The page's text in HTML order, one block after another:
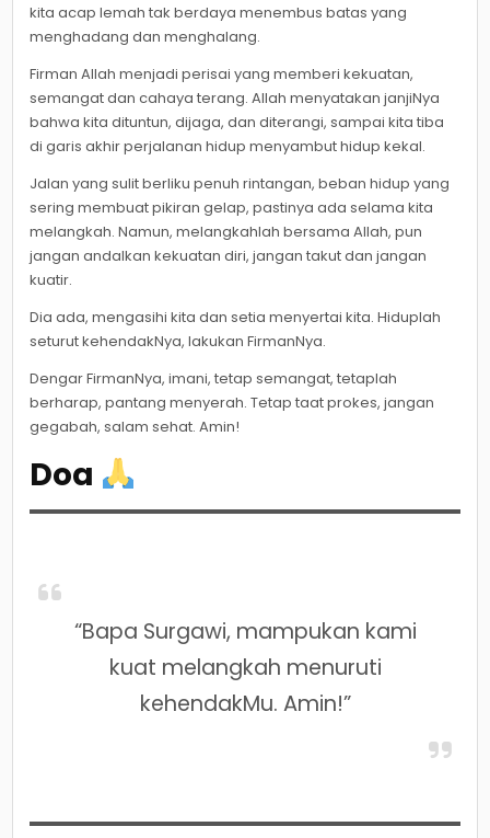
kita acap lemah tak berdaya menembus batas yang
menghadang dan menghalang.
Firman Allah menjadi perisai yang memberi kekuatan,
semangat dan cahaya terang. Allah menyatakan janjiNya
bahwa kita dituntun, dijaga, dan diterangi, sampai kita tiba
di garis akhir perjalanan hidup menyambut hidup kekal.
Jalan yang sulit berliku penuh rintangan, beban hidup yang
sering membuat pikiran gelap, pastinya ada selama kita
melangkah. Namun, melangkahlah bersama Allah, pun
jangan andalkan kekuatan diri, jangan takut dan jangan
kuatir.
Dia ada, mengasihi kita dan setia menyertai kita. Hiduplah
seturut kehendakNya, lakukan FirmanNya.
Dengar FirmanNya, imani, tetap semangat, tetaplah
berharap, pantang menyerah. Tetap taat prokes, jangan
gegabah, salam sehat. Amin!
Doa
“Bapa Surgawi, mampukan kami
kuat melangkah menuruti
kehendakMu. Amin!”